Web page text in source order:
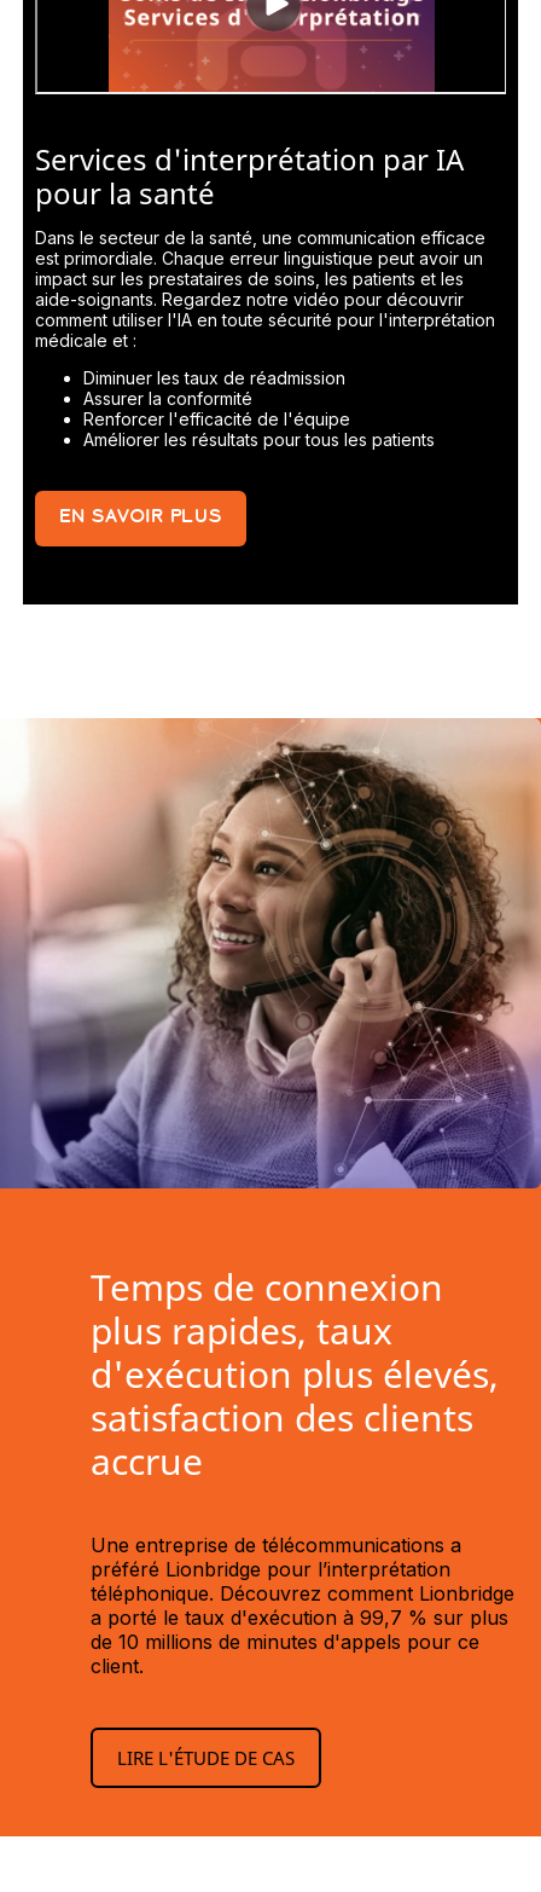
Services d'interprétation par IA
pour la santé
Dans le secteur de la santé, une communication efficace
est primordiale. Chaque erreur linguistique peut avoir un
impact sur les prestataires de soins, les patients et les
aide-soignants. Regardez notre vidéo pour découvrir
comment utiliser l'IA en toute sécurité pour l'interprétation
médicale et :
Diminuer les taux de réadmission
Assurer la conformité
Renforcer l'efficacité de l'équipe
Améliorer les résultats pour tous les patients
EN SAVOIR PLUS
Temps de connexion
plus rapides, taux
d'exécution plus élevés,
satisfaction des clients
accrue
Une entreprise de télécommunications a
préféré Lionbridge pour l’interprétation
téléphonique. Découvrez comment Lionbridge
a porté le taux d'exécution à 99,7 % sur plus
de 10 millions de minutes d'appels pour ce
client.
LIRE L'ÉTUDE DE CAS